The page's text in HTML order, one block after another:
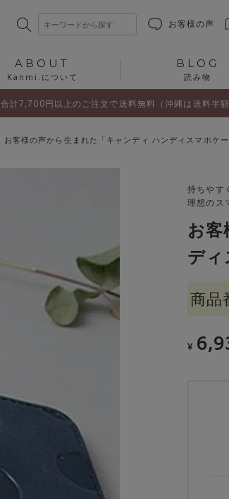
お客様の声
ABOUT
Kanmi.について
BLOG
読み物
合計7,700円以上のご注文で送料無料（沖縄は送料半額
お客様の声から生まれた「キャンディ ハンディスマホケー
持ちやす
理想のス
お
ディ
商品
¥